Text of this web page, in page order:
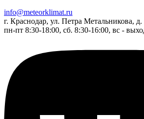
info@meteorklimat.ru
г. Краснодар, ул. Петра Метальникова, д.
пн-пт 8:30-18:00, сб. 8:30-16:00, вс -